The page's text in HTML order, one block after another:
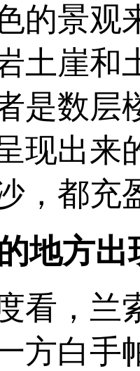
的景观
土崖和
是数层
现出来
，都充
地方
看，兰
方白手